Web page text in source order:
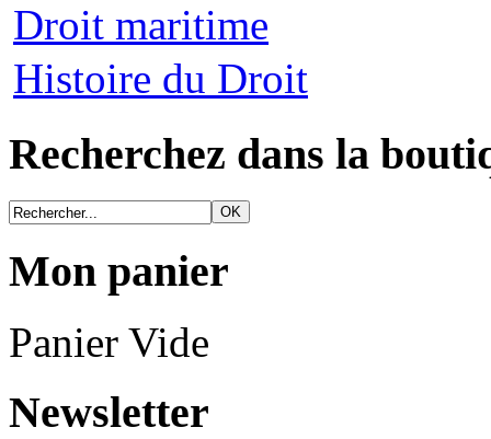
Droit maritime
Histoire du Droit
Recherchez dans la
Mon panier
Panier Vide
Newsletter